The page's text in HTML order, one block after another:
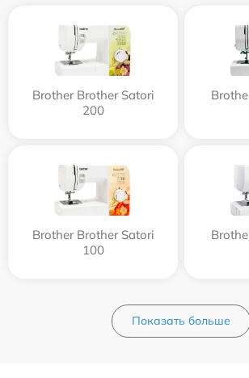
Brother Brother Satori
200
Brother Brother Satori
100
Показать больше